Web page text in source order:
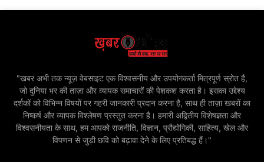
"खबर अभी तक न्यूज़ वेबसाइट एक विश्वसनीय और उपयोगकर्ता मित्रपूर्ण स्रोत है,
जो दुनिया भर की ताज़ा और व्यापक समाचारों की पेशकश करता है। इसका उद्देश्य
दर्शकों को विभिन्न विषयों पर गहरी जानकारी प्रदान करना है, साथ ही ताज़ा खबरों का
निष्कर्ष और व्यापक विश्लेषण प्रस्तुत करना है। हमारी अद्वितीय विशेषज्ञता और
विश्वसनीयता के साथ, हम आपको राजनीति, विज्ञान, प्रौद्योगिकी, साहित्य, खेल और
विपणन से जुड़ी छवि को बढ़ावा देने के लिए प्रतिबद्ध हैं।"